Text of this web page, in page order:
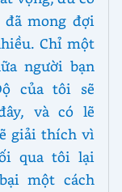
mong đợi
Chỉ một
người bạn
của tôi sẽ
và có lẽ
giải thích vì
qua tôi lại
một cách